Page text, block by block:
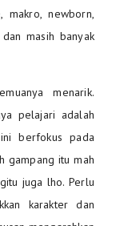
makro, newborn,
masih banyak
menarik.
pelajari adalah
berfokus pada
gampang itu mah
juga lho. Perlu
karakter dan